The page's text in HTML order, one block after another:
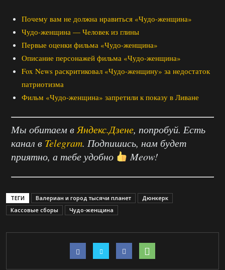
Почему вам не должна нравиться «Чудо-женщина»
Чудо-женщина — Человек из глины
Первые оценки фильма «Чудо-женщина»
Описание персонажей фильма «Чудо-женщина»
Fox News раскритиковал «Чудо-женщину» за недостаток
патриотизма
Фильм «Чудо-женщина» запретили к показу в Ливане
Мы обитаем вЯндекс.Дзене, попробуй. Есть
канал в Telegram. Подпишись, нам будет
приятно, а тебе удобно
Meow!
ТЕГИ Валериан и город тысячи планет
Дюнкерк
Кассовые сборы
Чудо-женщина